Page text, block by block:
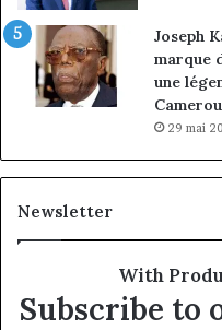
Joseph
marque
une
29 mai
Newsletter
With
Subscribe to